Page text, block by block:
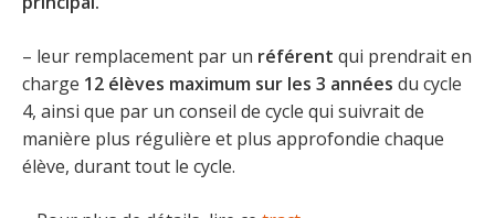
– leur remplacement par un référent qui prendrait en
charge 12 élèves maximum sur les 3 années du cycle
4, ainsi que par un conseil de cycle qui suivrait de
manière plus régulière et plus approfondie chaque
élève, durant tout le cycle.